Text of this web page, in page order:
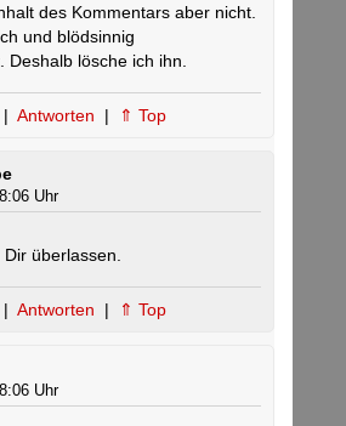
des Kommentars aber nicht.
und blödsinnig
Deshalb lösche ich ihn.
| Antworten | ⇑ Top
Uhr
überlassen.
| Antworten | ⇑ Top
Uhr